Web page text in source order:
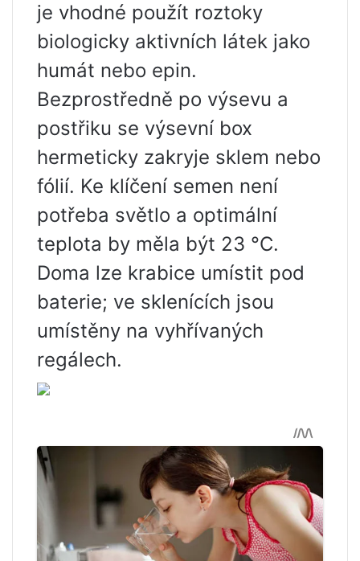
je vhodné použít roztoky
biologicky aktivních látek jako
humát nebo epin.
Bezprostředně po výsevu a
postřiku se výsevní box
hermeticky zakryje sklem nebo
fólií. Ke klíčení semen není
potřeba světlo a optimální
teplota by měla být 23 °C.
Doma lze krabice umístit pod
baterie; ve sklenících jsou
umístěny na vyhřívaných
regálech.